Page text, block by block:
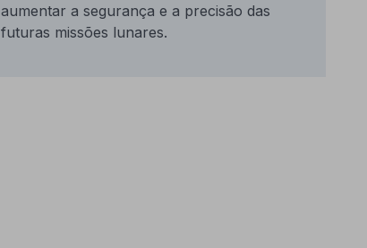
aumentar a segurança e a precisão das
futuras missões lunares.